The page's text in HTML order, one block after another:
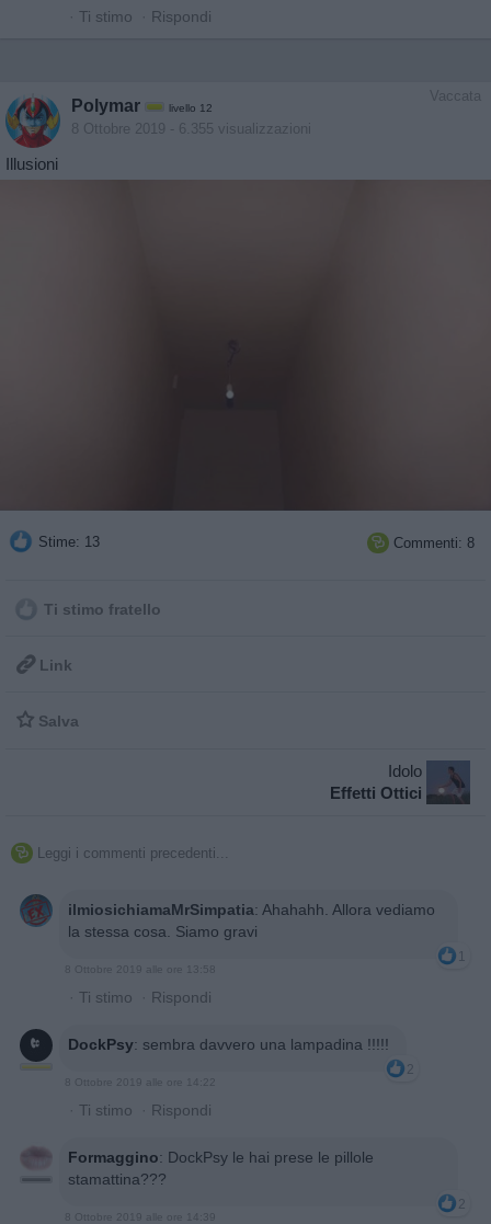
· Ti stimo · Rispondi
Vaccata
Polymar livello 12
8 Ottobre 2019 - 6.355 visualizzazioni
Illusioni
Stime: 13  Commenti: 8
Ti stimo fratello
 Link
 Salva
Idolo
Effetti Ottici
 Leggi i commenti precedenti...
ilmiosichiamaMrSimpatia: Ahahahh. Allora vediamo
la stessa cosa. Siamo gravi
1
8 Ottobre 2019 alle ore 13:58
· Ti stimo · Rispondi
DockPsy: sembra davvero una lampadina !!!!!
2
8 Ottobre 2019 alle ore 14:22
· Ti stimo · Rispondi
Formaggino: DockPsy le hai prese le pillole
stamattina???
2
8 Ottobre 2019 alle ore 14:39